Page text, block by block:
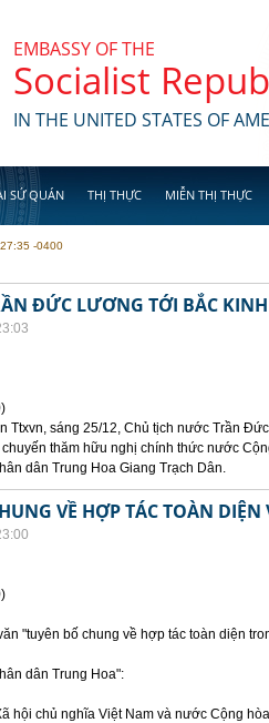
EMBASSY OF THE
Socialist
IN THE UNITED STATES OF
SỨ QUÁN THỊ THỰC MIỄN THỊ THỰC
-0400
ĐỨC LƯƠNG TỚI BẮC KINH
Ttxvn, sáng 25/12, Chủ tịch nước Trần
chuyến thăm hữu nghị chính thức nước
dân Trung Hoa Giang Trạch Dân.
VỀ HỢP TÁC TOÀN
"tuyên bố chung về hợp tác toàn diện
dân Trung Hoa":
hội chủ nghĩa Việt Nam và nước Cộng